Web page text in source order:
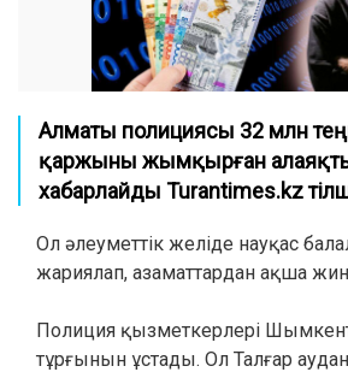
Алматы полициясы 32 млн
қаржыны жымқырған
хабарлайды Turantimes.kz
Ол әлеуметтік желіде науқас
жариялап, азаматтардан ақша
Полиция қызметкерлері
тұрғынын ұстады. Ол Талғар